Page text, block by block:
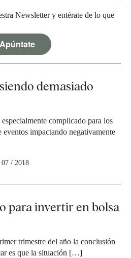
Newsletter y entérate de lo que
Apúntate
demasiado
complicado para los
impactando negativamente
/ 2018
para invertir en bolsa
trimestre del año la conclusión
es que la situación […]